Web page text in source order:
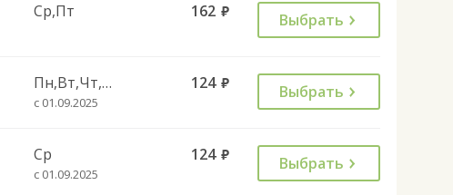
Ср,Пт 162 руб. Выбрать
Пн,Вт,Чт,Пт,Сб
с 01.09.2025
124 руб. Выбрать
Ср
с 01.09.2025
124 руб. Выбрать